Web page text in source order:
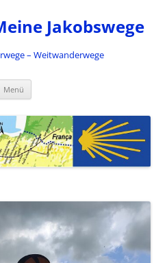
Jakobswege
– Weitwanderwege
Menü